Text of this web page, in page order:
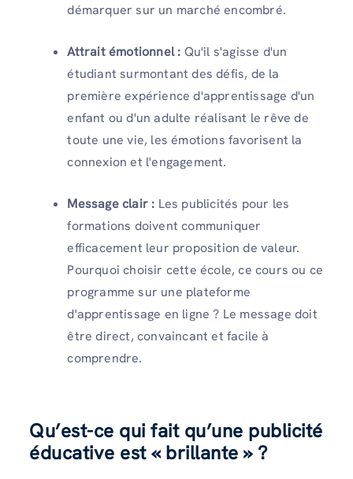
démarquer sur un marché encombré.
Attrait émotionnel : Qu'il s'agisse d'un
étudiant surmontant des défis, de la
première expérience d'apprentissage d'un
enfant ou d'un adulte réalisant le rêve de
toute une vie, les émotions favorisent la
connexion et l'engagement.
Message clair : Les publicités pour les
formations doivent communiquer
efficacement leur proposition de valeur.
Pourquoi choisir cette école, ce cours ou ce
programme sur une plateforme
d'apprentissage en ligne ? Le message doit
être direct, convaincant et facile à
comprendre.
Qu’est-ce qui fait qu’une publicité
éducative est « brillante » ?